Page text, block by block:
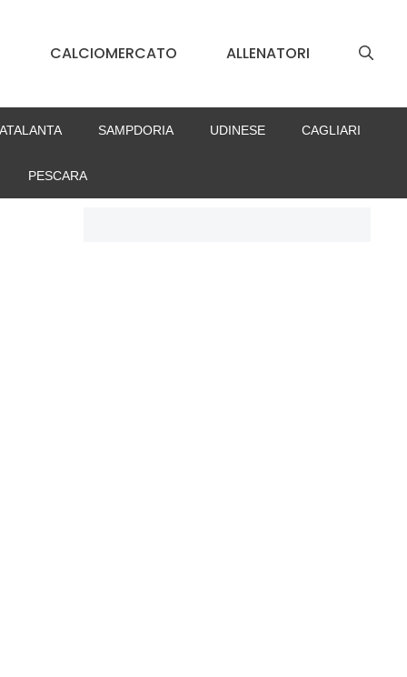
CALCIOMERCATO ALLENATORI
ATALANTA SAMPDORIA UDINESE CAGLIARI
PESCARA